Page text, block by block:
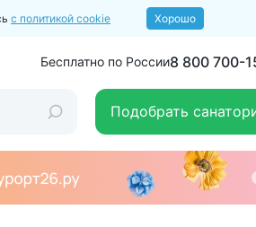
с политикой cookie Хорошо
Бесплатно по России8 800 700-
Подобрать